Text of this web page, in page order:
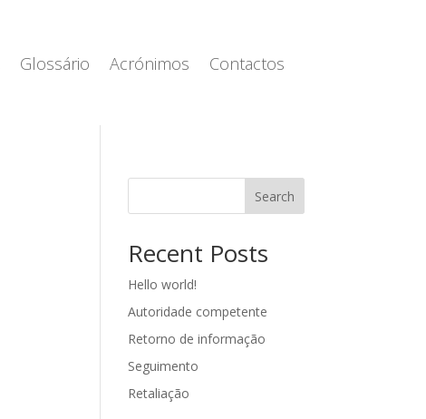
Glossário Acrónimos Contactos
Search
Recent Posts
Hello world!
Autoridade competente
Retorno de informação
Seguimento
Retaliação